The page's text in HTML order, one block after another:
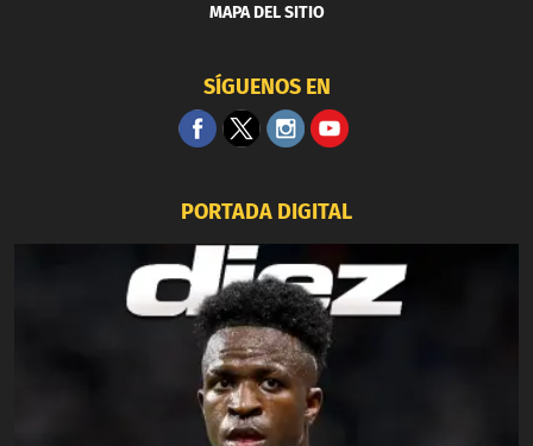
MAPA DEL SITIO
SÍGUENOS EN
PORTADA DIGITAL